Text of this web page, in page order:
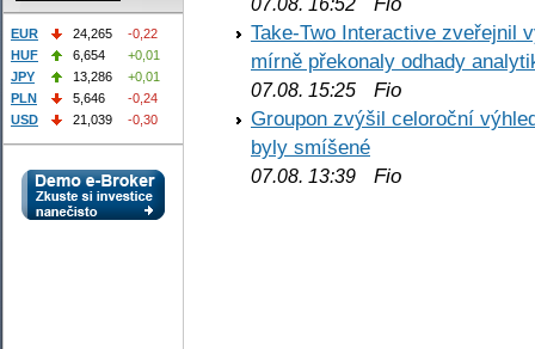
Take-Two Interactive zveřejnil
mírně překonaly odhady
07.08. 15:25 Fio
Groupon zvýšil celoroční
byly smíšené
07.08. 13:39 Fio
EUR 24,265
-0,22
HUF
6,654
+0,01
JPY
13,286
+0,01
PLN
5,646
-0,24
USD
21,039 -0,30